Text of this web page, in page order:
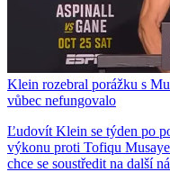
Klein rozebral porážku s
vůbec nefungovalo
Ľudovít Klein se týden po
výkonu proti Tofiqu
chce se soustředit na další